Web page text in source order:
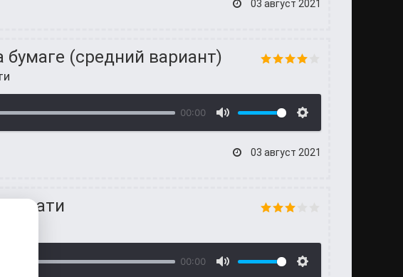
03 август 2021
бумаге (средний вариант)
00:00
03 август 2021
печати
00:00